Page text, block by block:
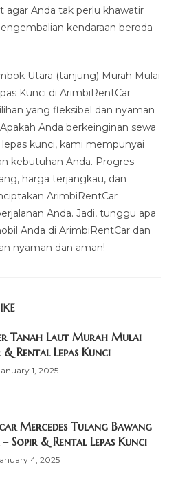
agar Anda tak perlu khawatir
kendaraan beroda
Utara (tanjung) Murah Mulai
Kunci di ArimbiRentCar
yang fleksibel dan nyaman
Anda berkeinginan sewa
kunci, kami mempunyai
kebutuhan Anda. Progres
harga terjangkau, dan
ArimbiRentCar
Anda. Jadi, tunggu apa
Anda di ArimbiRentCar dan
nyaman dan aman!
Tanah Laut Murah Mulai
Rental Lepas Kunci
1, 2025
Mercedes Tulang Bawang
& Rental Lepas Kunci
4, 2025